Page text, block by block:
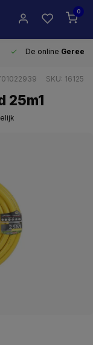
0
De online
SKU: 16125
25m1